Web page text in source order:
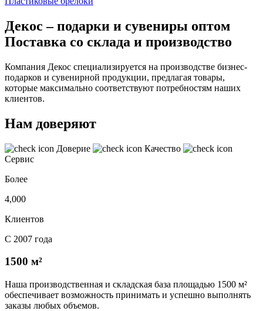
Декос – подарки и сувениры оптом
Поставка со склада и производство
Компания Декос специализируется на производстве бизнес-
подарков и сувенирной продукции, предлагая товары,
которые максимально соответствуют потребностям наших
клиентов.
Нам доверяют
Доверие
Качество
Сервис
Более
4,000
Клиентов
С 2007 года
1500 м²
Наша производственная и складская база площадью 1500 м²
обеспечивает возможность принимать и успешно выполнять
заказы любых объемов.